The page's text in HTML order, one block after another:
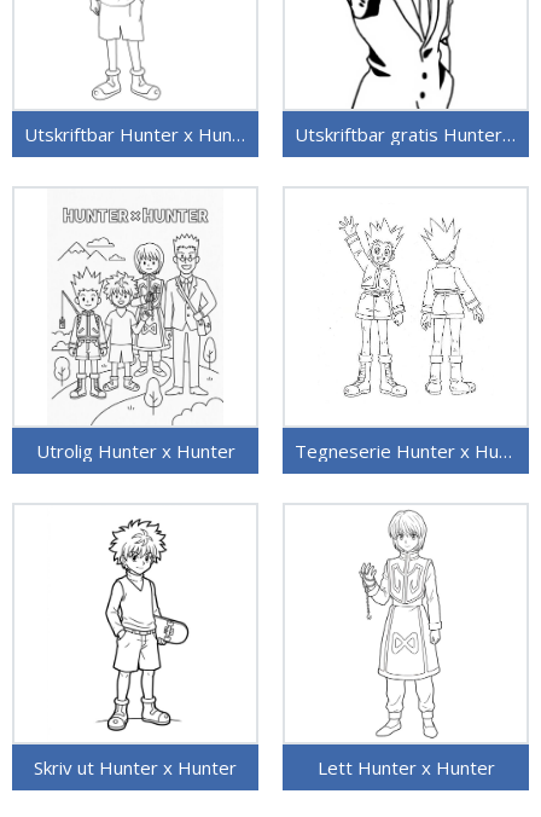
Utskriftbar Hunter x Hunter for barn Utskriftbar gratis Hunter x Hunter
Utrolig Hunter x Hunter Tegneserie Hunter x Hunter
Skriv ut Hunter x Hunter Lett Hunter x Hunter